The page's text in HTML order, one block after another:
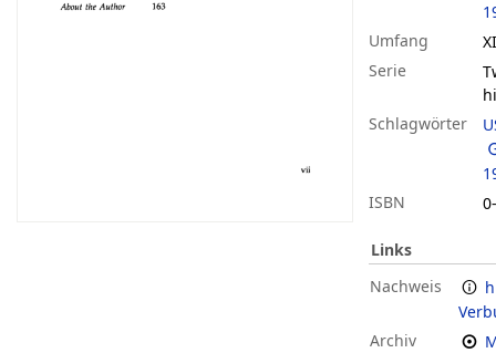
Umfang
Serie
Schlagwörter
ISBN
Links
Nachweis
Archiv